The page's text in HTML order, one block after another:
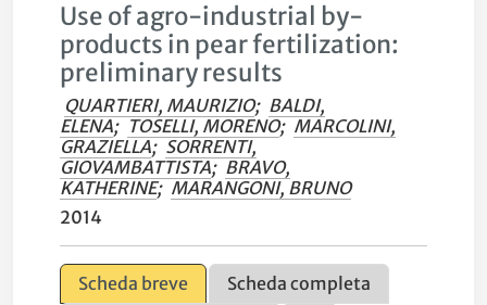
Use of agro-industrial by-
products in pear fertilization:
preliminary results
QUARTIERI, MAURIZIO; BALDI,
ELENA; TOSELLI, MORENO; MARCOLINI,
GRAZIELLA; SORRENTI,
GIOVAMBATTISTA; BRAVO,
KATHERINE; MARANGONI, BRUNO
2014
Scheda breve
Scheda completa